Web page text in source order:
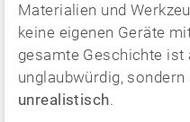
Materialien und
keine eigenen Geräte
gesamte Geschichte ist
unglaubwürdig, sondern
unrealistisch.